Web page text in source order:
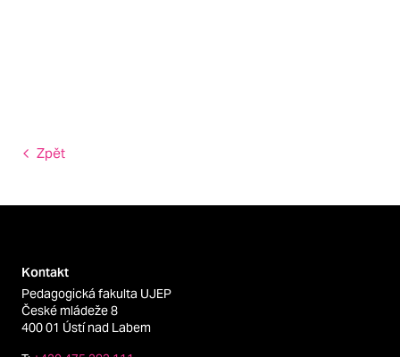
Zpět
Kontakt
Pedagogická fakulta UJEP
České mládeže 8
400 01 Ústí nad Labem